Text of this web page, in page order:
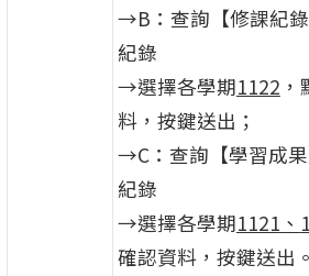
→B：查詢【修課紀
紀錄
→選擇各學期1122
料，按鍵送出；
→C：查詢【學習成
紀錄
→選擇各學期1121 、
確認資料，按鍵送出。